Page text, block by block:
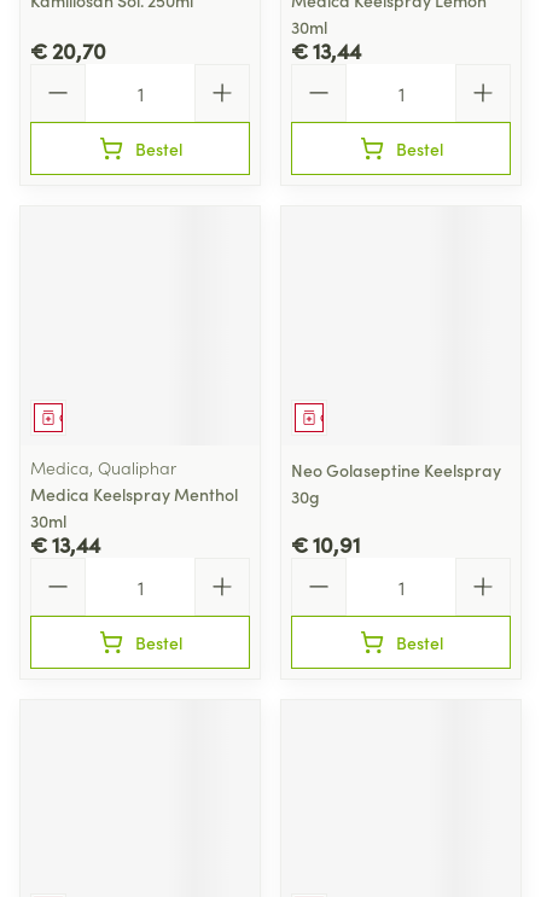
€ 20,70
Bestel
30ml
€ 13,44
Bestel
Geneesmiddel
Medica, Qualiphar
Medica Keelspray Menthol
30ml
€ 13,44
Bestel
Geneesmiddel
Neo Golaseptine Keelspray
30g
€ 10,91
Bestel